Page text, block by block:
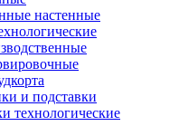
настенные
и подставки
технологические